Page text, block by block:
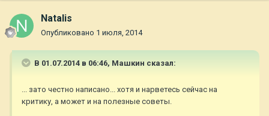
Natalis
Опубликовано 1 июля, 2014
В 01.07.2014 в 06:46, Машкин сказал:
... зато честно написано... хотя и нарветесь сейчас на
критику, а может и на полезные советы.